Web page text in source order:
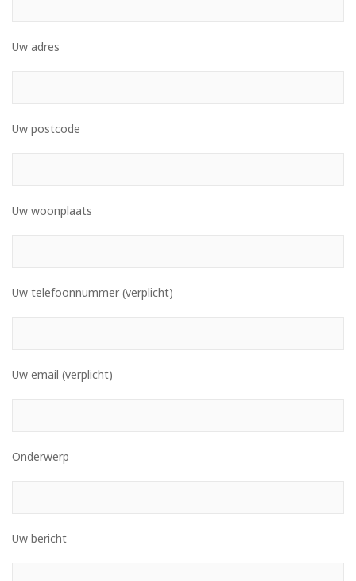
Uw adres
Uw postcode
Uw woonplaats
Uw telefoonnummer (verplicht)
Uw email (verplicht)
Onderwerp
Uw bericht